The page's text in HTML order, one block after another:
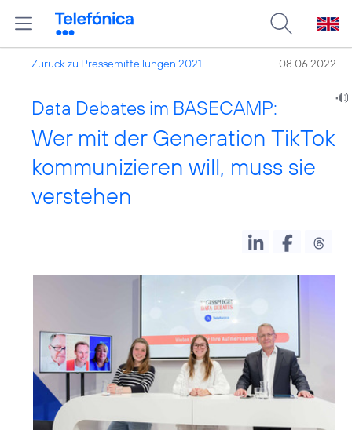
Zurück zu Pressemitteilungen 2021 08.06.2022
Data Debates im BASECAMP:
Wer mit der Generation TikTok
kommunizieren will, muss sie
verstehen